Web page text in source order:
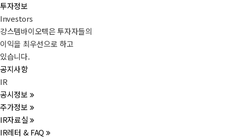
투자정보
Investors
강스템바이오텍은 투자자들의
이익을 최우선으로 하고
있습니다.
공지사항
IR
공시정보
주가정보
IR자료실
IR레터 & FAQ